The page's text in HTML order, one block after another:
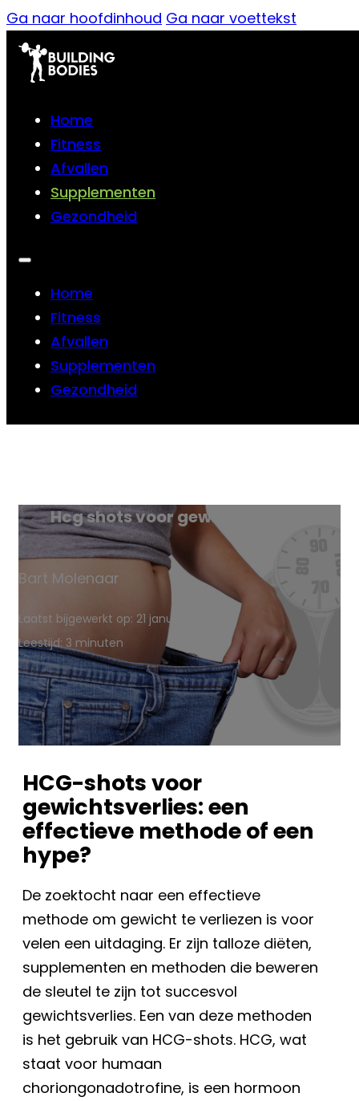
Ga naar hoofdinhoud Ga naar voettekst
Home
Fitness
Afvallen
Supplementen
Gezondheid
Home
Fitness
Afvallen
Supplementen
Gezondheid
Hcg shots voor gewichtsverlies
Bart Molenaar
Laatst bijgewerkt op: 21 januari 2024
Leestijd: 3 minuten
HCG-shots voor
gewichtsverlies: een
effectieve methode of een
hype?
De zoektocht naar een effectieve
methode om gewicht te verliezen is voor
velen een uitdaging. Er zijn talloze diëten,
supplementen en methoden die beweren
de sleutel te zijn tot succesvol
gewichtsverlies. Een van deze methoden
is het gebruik van HCG-shots. HCG, wat
staat voor humaan
choriongonadotrofine, is een hormoon